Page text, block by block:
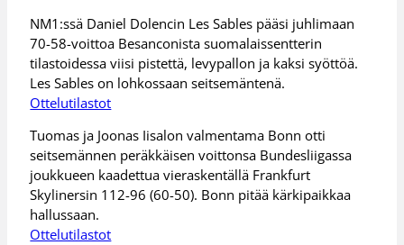
NM1:ssä Daniel Dolencin Les Sables pääsi juhlimaan
70-58-voittoa Besanconista suomalaissentterin
tilastoidessa viisi pistettä, levypallon ja kaksi syöttöä.
Les Sables on lohkossaan seitsemäntenä.
Ottelutilastot
Tuomas ja Joonas Iisalon valmentama Bonn otti
seitsemännen peräkkäisen voittonsa Bundesliigassa
joukkueen kaadettua vieraskentällä Frankfurt
Skylinersin 112-96 (60-50). Bonn pitää kärkipaikkaa
hallussaan.
Ottelutilastot